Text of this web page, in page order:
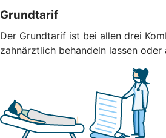
Grundtarif
Der Grundtarif ist bei allen drei
zahnärztlich behandeln lassen oder